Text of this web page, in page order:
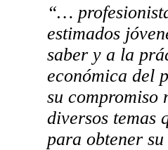
“…
estimados
saber y a la
económica del
su compromiso
diversos temas
para obtener